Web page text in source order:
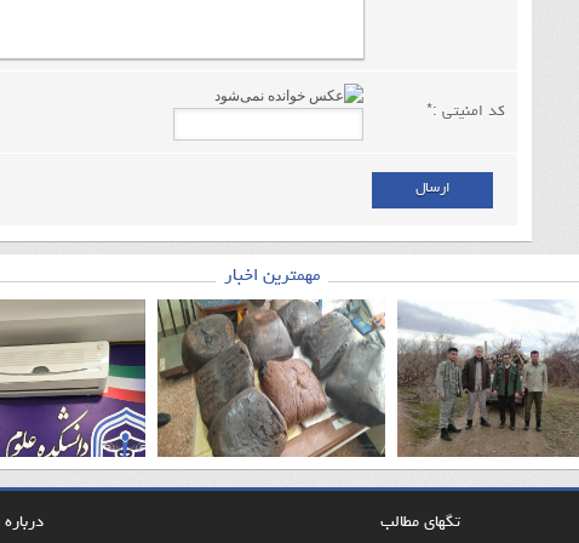
کد امنیتی :*
ارسال
مهمترین اخبار
تگهای مطالب درباره